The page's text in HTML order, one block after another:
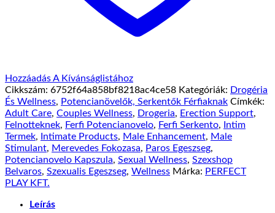
Hozzáadás A Kívánságlistához
Cikkszám: 6752f64a858bf8218ac4ce58 Kategóriák: Drogéria
És Wellness, Potencianövelők, Serkentők Férfiaknak Címkék:
Adult Care, Couples Wellness, Drogeria, Erection Support,
Felnotteknek, Ferfi Potencianovelo, Ferfi Serkento,
Intim
Termek, Intimate Products, Male Enhancement, Male
Stimulant, Merevedes Fokozasa, Paros Egeszseg,
Potencianovelo Kapszula, Sexual Wellness, Szexshop
Belvaros, Szexualis Egeszseg, Wellness Márka: PERFECT
PLAY KFT.
Leírás